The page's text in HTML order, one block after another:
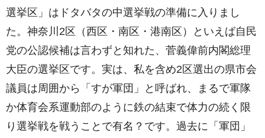
選挙区」はドタバタの中選挙戦の準備に入りまし
た。神奈川2区（西区・南区・港南区）といえば自民
党の公認候補は言わずと知れた、菅義偉前内閣総理
大臣の選挙区です。実は、私を含め2区選出の県市会
議員は周囲から「すが軍団」と呼ばれ、まるで軍隊
か体育会系運動部のように鉄の結束で体力の続く限
り選挙戦を戦うことで有名？です。過去に「軍団」